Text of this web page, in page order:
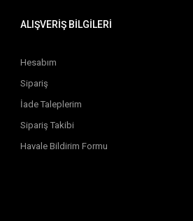
ALIŞVERİŞ BİLGİLERİ
Hesabım
Sipariş
İade Taleplerim
Sipariş Takibi
Havale Bildirim Formu